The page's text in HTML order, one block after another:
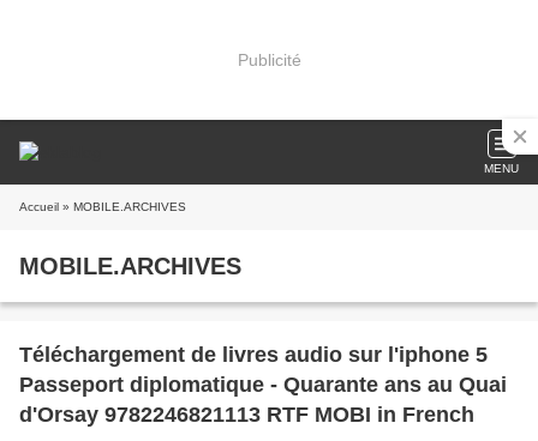
Publicité
MENU
Accueil » MOBILE.ARCHIVES
MOBILE.ARCHIVES
Téléchargement de livres audio sur l'iphone 5
Passeport diplomatique - Quarante ans au Quai
d'Orsay 9782246821113 RTF MOBI in French